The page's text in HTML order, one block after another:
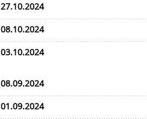
27.10.2024
08.10.2024
03.10.2024
08.09.2024
01.09.2024